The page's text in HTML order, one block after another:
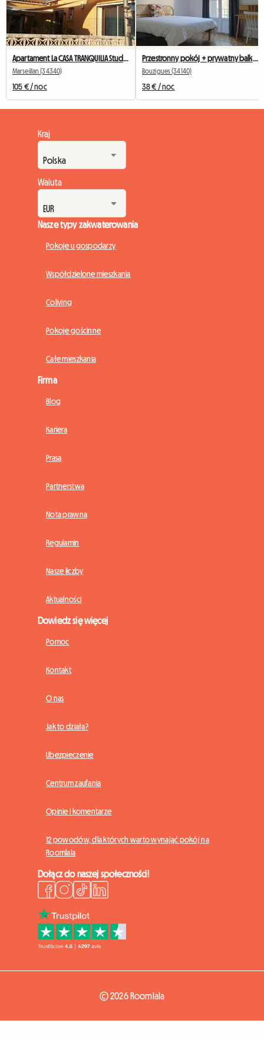
Marseillan (34340)
105 € / noc
Przestronny pokój + prywatny balkon (tylko dla kobiet)
Bouzigues (34140)
38 € / noc
Kraj
Waluta
Nasze typy zakwaterowania
Pokoje u gospodarzy
Współdzielone mieszkania
Coliving
Pokoje gościnne
Całe mieszkania
Firma
Blog
Kariera
Prasa
Partnerstwa
Nota prawna
Regulamin
Nasze liczby
Aktualności
Dowiedz się więcej
Pomoc
Kontakt
O nas
Jak to działa?
Ubezpieczenie
Centrum zaufania
Opinie i komentarze
12 powodów, dla których warto wynająć pokój na
Roomlala
Dołącz do naszej społeczności!
© 2026 Roomlala